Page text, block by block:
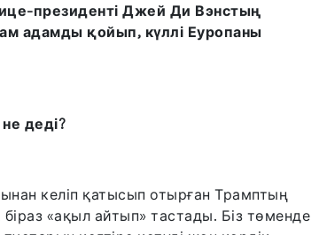
президенті Джей Ди Вэнстың
адамды қойып, күллі Еуропаны
деді?
келіп қатысып отырған Трамптың
«ақыл айтып» тастады. Біз төменде